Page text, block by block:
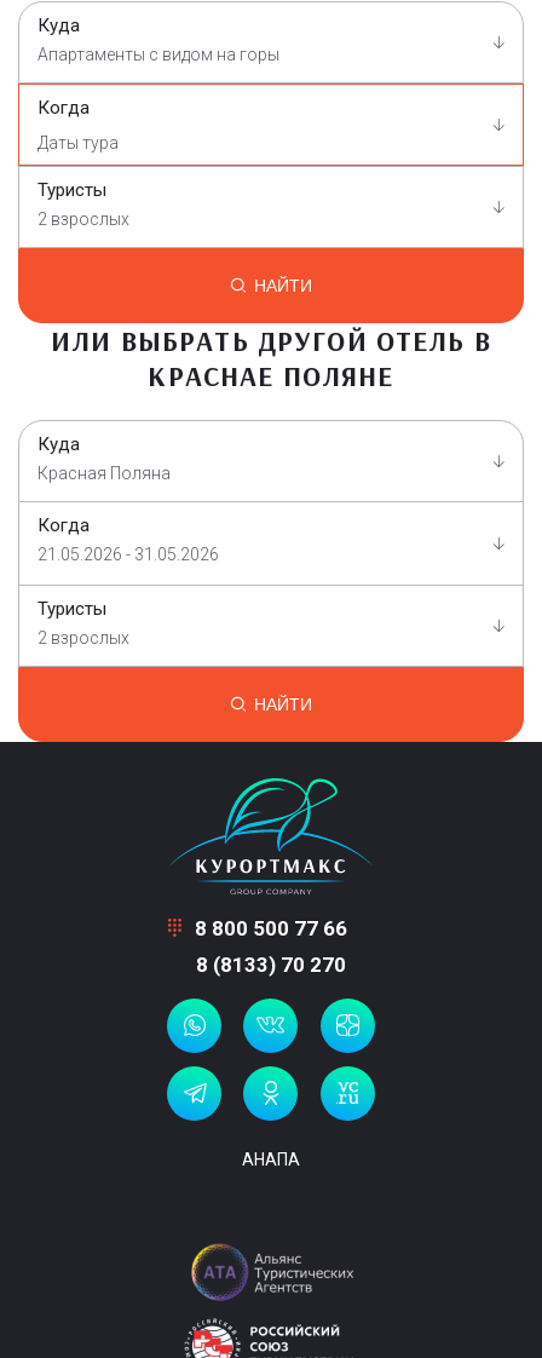
Куда
Апартаменты с видом на горы
Когда
Туристы
2 взрослых
НАЙТИ
ИЛИ ВЫБРАТЬ ДРУГОЙ ОТЕЛЬ В
КРАСНАЕ ПОЛЯНЕ
Куда
Красная Поляна
Когда
21.05.2026 - 31.05.2026
Туристы
2 взрослых
НАЙТИ
8 800 500 77 66
8 (8133) 70 270
АНАПА